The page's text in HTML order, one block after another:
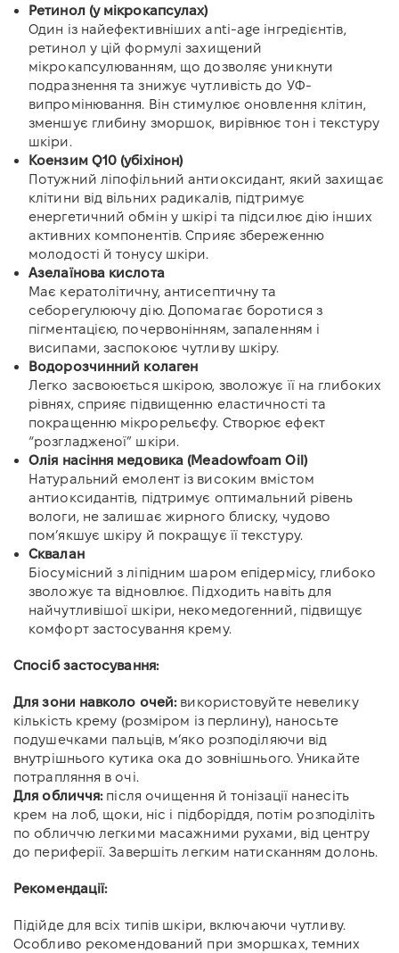
Ретинол (у мікрокапсулах)
Один із найефективніших anti-age інгредієнтів,
ретинол у цій формулі захищений
мікрокапсулюванням, що дозволяє уникнути
подразнення та знижує чутливість до УФ-
випромінювання. Він стимулює оновлення клітин,
зменшує глибину зморшок, вирівнює тон і текстуру
шкіри.
Коензим Q10 (убіхінон)
Потужний ліпофільний антиоксидант, який захищає
клітини від вільних радикалів, підтримує
енергетичний обмін у шкірі та підсилює дію інших
активних компонентів. Сприяє збереженню
молодості й тонусу шкіри.
Азелаїнова кислота
Має кератолітичну, антисептичну та
себорегулюючу дію. Допомагає боротися з
пігментацією, почервонінням, запаленням і
висипами, заспокоює чутливу шкіру.
Водорозчинний колаген
Легко засвоюється шкірою, зволожує її на глибоких
рівнях, сприяє підвищенню еластичності та
покращенню мікрорельєфу. Створює ефект
“розгладженої” шкіри.
Олія насіння медовика (Meadowfoam Oil)
Натуральний емолент із високим вмістом
антиоксидантів, підтримує оптимальний рівень
вологи, не залишає жирного блиску, чудово
пом’якшує шкіру й покращує її текстуру.
Сквалан
Біосумісний з ліпідним шаром епідермісу, глибоко
зволожує та відновлює. Підходить навіть для
найчутливішої шкіри, некомедогенний, підвищує
комфорт застосування крему.
Спосіб застосування:
Для зони навколо очей: використовуйте невелику
кількість крему (розміром із перлину), наносьте
подушечками пальців, м’яко розподіляючи від
внутрішнього кутика ока до зовнішнього. Уникайте
потрапляння в очі.
Для обличчя: після очищення й тонізації нанесіть
крем на лоб, щоки, ніс і підборіддя, потім розподіліть
по обличчю легкими масажними рухами, від центру
до периферії. Завершіть легким натисканням долонь.
Рекомендації:
Підійде для всіх типів шкіри, включаючи чутливу.
Особливо рекомендований при зморшках, темних